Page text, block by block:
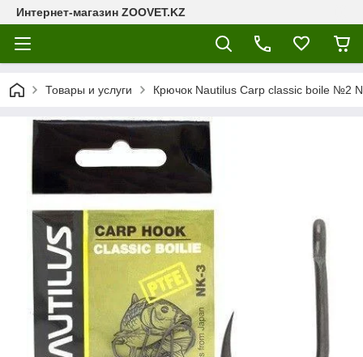
Интернет-магазин ZOOVET.KZ
Товары и услуги Крючок Nautilus Carp classic boile №2